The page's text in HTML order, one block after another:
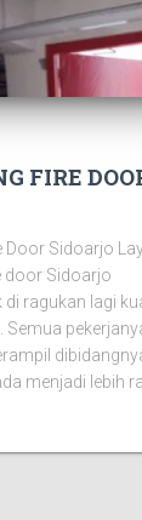
FIRE
Door Sidoarjo
door Sidoarjo
ragukan lagi
Semua
menjadi lebih